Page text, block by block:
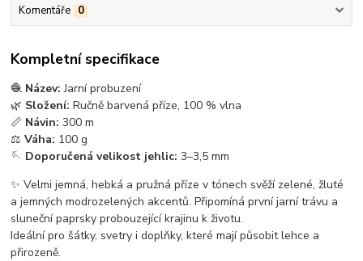
Komentáře 0
Kompletní specifikace
🧶 Název: Jarní probuzení
🌿 Složení: Ručně barvená příze, 100 % vlna
📏 Návin: 300 m
⚖️Váha: 100 g
🪡 Doporučená velikost jehlic: 3–3,5 mm
✨ Velmi jemná, hebká a pružná příze v tónech svěží zelené, žluté
a jemných modrozelených akcentů. Připomíná první jarní trávu a
sluneční paprsky probouzející krajinu k životu.
Ideální pro šátky, svetry i doplňky, které mají působit lehce a
přirozeně.